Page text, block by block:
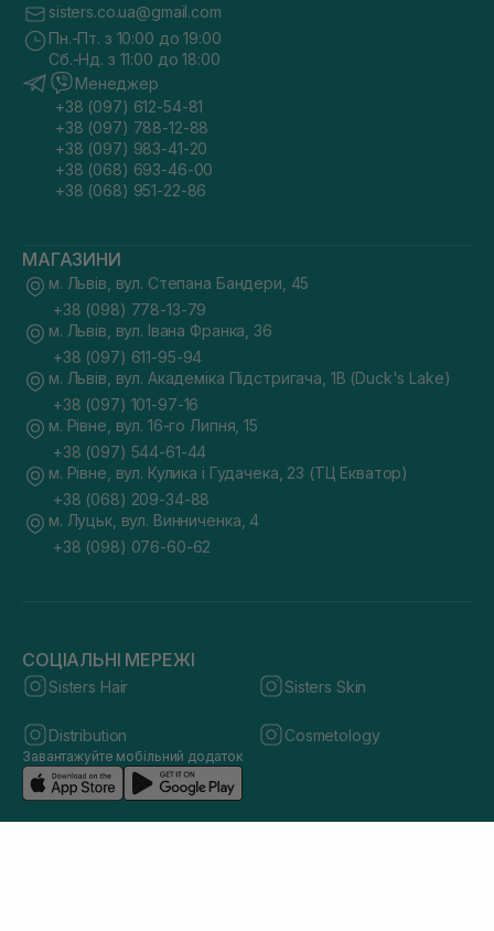
sisters.co.ua@gmail.com
Пн.-Пт. з 10:00 до 19:00
Сб.-Нд. з 11:00 до 18:00
Менеджер
+38 (097) 612-54-81
+38 (097) 788-12-88
+38 (097) 983-41-20
+38 (068) 693-46-00
+38 (068) 951-22-86
МАГАЗИНИ
м. Львів, вул. Степана Бандери, 45
+38 (098) 778-13-79
м. Львів, вул. Івана Франка, 36
+38 (097) 611-95-94
м. Львів, вул. Академіка Підстригача, 1В (Duck's Lake)
+38 (097) 101-97-16
м. Рівне, вул. 16-го Липня, 15
+38 (097) 544-61-44
м. Рівне, вул. Кулика і Гудачека, 23 (ТЦ Екватор)
+38 (068) 209-34-88
м. Луцьк, вул. Винниченка, 4
+38 (098) 076-60-62
СОЦІАЛЬНІ МЕРЕЖІ
Sisters Hair Sisters Skin
Distribution Cosmetology
Завантажуйте мобільний додаток